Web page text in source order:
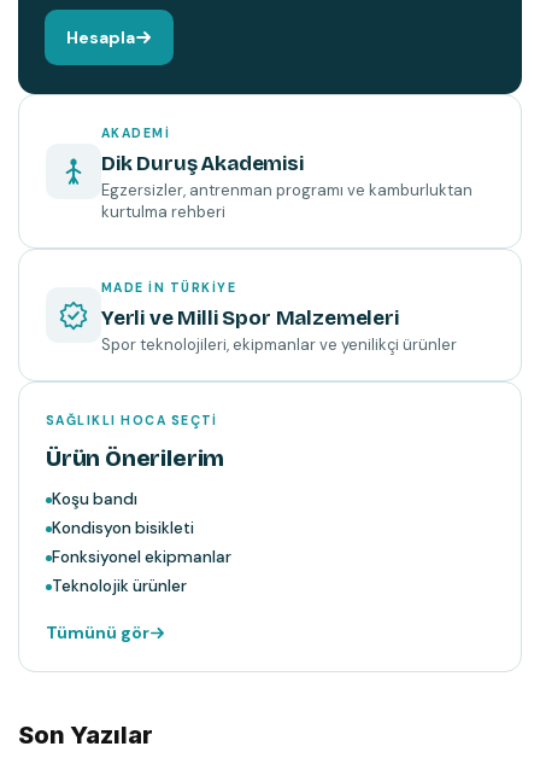
Hesapla
AKADEMI
Dik Duruş Akademisi
Egzersizler, antrenman programı ve kamburluktan
kurtulma rehberi
MADE IN TÜRKIYE
Yerli ve Milli Spor Malzemeleri
Spor teknolojileri, ekipmanlar ve yenilikçi ürünler
SAĞLIKLI HOCA SEÇTI
Ürün Önerilerim
Koşu bandı
Kondisyon bisikleti
Fonksiyonel ekipmanlar
Teknolojik ürünler
Tümünü gör
Son Yazılar